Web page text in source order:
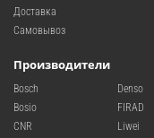
Доставка
Самовывоз
Производители
Bosch
Bosio
CNR
Denso
FIRAD
Liwei